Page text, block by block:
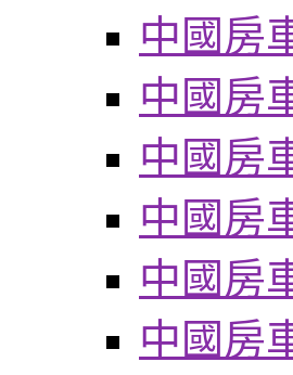
中國房
中國房
中國房
中國房
中國房
中國房